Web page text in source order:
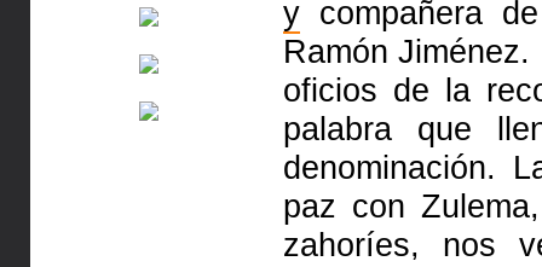
y compañera
Ramón
oficios de la
palabra que
denominación.
paz con
zahoríes, nos